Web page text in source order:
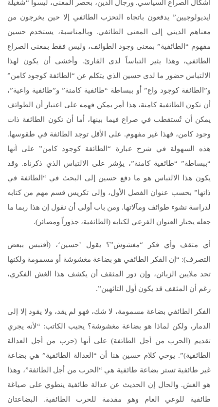
أشكال الصراع السياسي. ورجال الدين، بحصر المعنى، ليسوا “شغيلة
ايديولوجيين” يدفعون باتجاه التحزب الطائفي إلا حين يخرجون من
معناهم الديني إلى المعنى الطائفي. وبالمناسبة، يستخدم حسين
مفهوم “الطائفية” بمعنى وجود الطوائف، وليس فقط بمعنى الصراع
الطائفي، وهذا يثير التباساً لدى القارئ. وأخشى أن يكون لهذا
الالتباس حضور ما لدى حسين الذي يتكلم عن “الطائفة كوجود كامن”
و”الطائفة كوجود واع” أو ببساطة “طائفية كامنة” و”طائفية واعية”،
أن تكون الطائفية كامنة، هذا أمر يمكن فهمه على اعتبار أن الطوائف
يمكن أن تُستقطب في صراع فيما بينها، أما أن تكون الطائفة ذات
وجود كامن، فهذا غير مفهوم. على الأقل توجد الطائفة في طقوسها.
هذه السهولة في شرح عبارة “الطائفة كوجود كامن” على أنها
“ببساطة” “طائفية كامنة”، يؤشر على الالتباس الذي ذكرناه. وقد
يكون هذا الالتباس هو ما دفع حسين إلى البحث في “الطائفة في
ذاتها” بحسب عنوان الفصل الأول، وإلى تكريس قسم مهم من كتابه
لدراسة نشوء طوائف ومآلاتها. ومن باب أولى أن نقول إن هذا ربما ما
جعله يختار العنوان الفرعي لكتابه (الطائفية، جذوراً ومصائر).
أي مثقف وأي فكر “مغشوش”؟ يقول ’حسين‘، (أقتبس ببعض
التصرف): “إن الفكر الطائفي هو بضاعة مغشوشة أو مسمومة ولكنها
تجد ملايين الزبائن، وإن دور المثقف أن يكشف هذا الغش الفكري،
رغم أن المثقف قد يكون أول التائهين”.
الفكر الطائفي بضاعة مسمومة، لا شك، فهو لم يقد، ولا يقود إلا إلى
الدمار، ولكن لماذا هو بضاعة مغشوشة؟ يجيب الكاتب: “لأنه يجري
تقديم (الحرب من أجل الطائفة) على أنها (حرب من أجل العدالة
الطائفية)”. يوحي كلام حسين هنا أن “العدالة الطائفية” هي بضاعة
غير طائفية تستر بضاعة طائفية هي “الحرب من أجل الطائفة”، وهذا
هو الغش. والحال إن الحديث عن عدالة طائفية ينطوي على صياغة
طائفية للوعي العام وهو مقدمة للحرب الطائفية. البضاعتان